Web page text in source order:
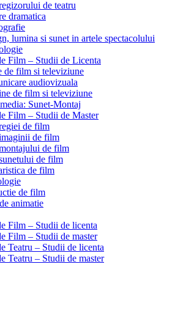
de teatru
dramatica
lumina si sunet in artele spectacolului
Film – Studii de Licenta
de film si televiziune
audiovizuala
de film si televiziune
Sunet-Montaj
Film – Studii de Master
de film
de film
de film
de film
de film
de film
animatie
Film – Studii de licenta
Film – Studii de master
Teatru – Studii de licenta
Teatru – Studii de master